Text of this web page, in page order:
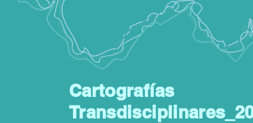
Cartografías